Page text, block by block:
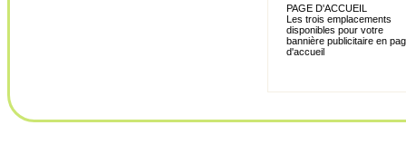
PAGE D'ACCUEIL
Les trois emplacements
disponibles pour votre
bannière publicitaire en
d'accueil